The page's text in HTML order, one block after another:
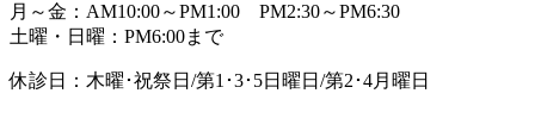
月～金：AM10:00～PM1:00 PM2:30～PM6:30
土曜・日曜：PM6:00まで
休診日：木曜･祝祭日/第1･3･5日曜日/第2･4月曜日